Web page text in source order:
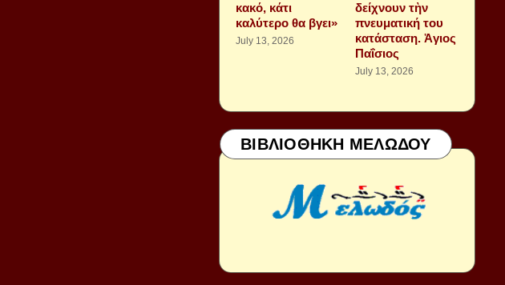
κακό, κάτι
καλύτερο θα βγει»
July 13, 2026
δείχνουν τὴν
πνευματική του
κατάσταση. Ἁγιος
Παΐσιος
July 13, 2026
ΒΙΒΛΙΟΘΗΚΗ ΜΕΛΩΔΟΥ